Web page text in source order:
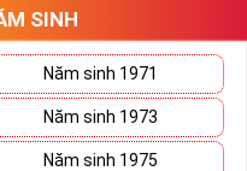
càng giúp cho ý nghĩa
Tứ Quý 2 giúp khích lệ tinh
điều gì mà hãy cứ làm thì
lại là gì?
SINH
Năm sinh 1971
Năm sinh 1973
Năm sinh 1975